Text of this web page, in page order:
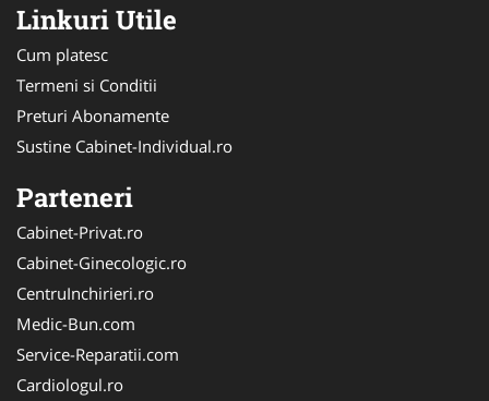
Linkuri Utile
Cum platesc
Termeni si Conditii
Preturi Abonamente
Sustine Cabinet-Individual.ro
Parteneri
Cabinet-Privat.ro
Cabinet-Ginecologic.ro
CentruInchirieri.ro
Medic-Bun.com
Service-Reparatii.com
Cardiologul.ro